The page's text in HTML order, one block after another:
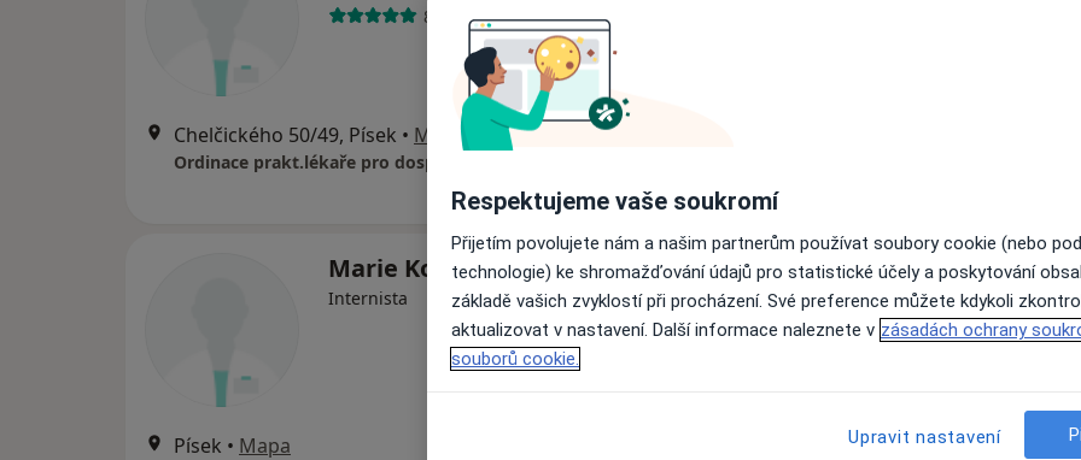
8 názorů
Chelčického 50/49, Písek • Mapa
Ordinace prakt.lékaře pro dospělé
Marie Kopřivová
Internista
Písek • Mapa
Dnes
8 Srpen
Zítra
9 Srpen
Po
10 Srpen
Út
11
Respektujeme vaše soukromí
Přijetím povolujete nám a našim partnerům používat soubory cookie (nebo
technologie) ke shromažďování údajů pro statistické účely a poskytování
základě vašich zvyklostí při procházení. Své preference můžete kdykoli
aktualizovat v nastavení. Další informace naleznete v zásadách ochrany
souborů cookie.
Upravit nastavení